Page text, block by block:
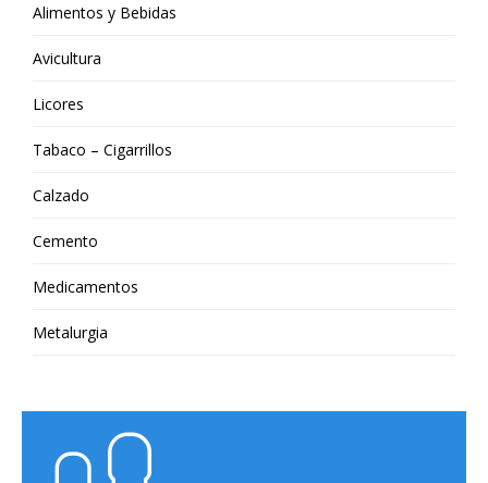
Alimentos y Bebidas
Avicultura
Licores
Tabaco – Cigarrillos
Calzado
Cemento
Medicamentos
Metalurgia